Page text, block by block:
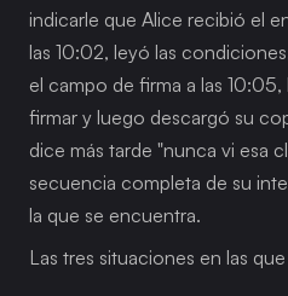
indicarle que Alice recibió el
las 10:02, leyó las
el campo de firma a las
firmar y luego descargó su
dice más tarde "nunca vi esa
secuencia completa de su
la que se encuentra.
Las tres situaciones en las